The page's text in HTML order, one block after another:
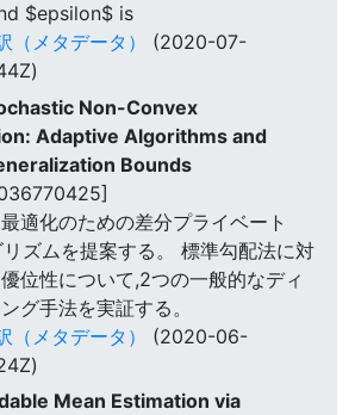
$epsilon$ is
（メタデータ）
(2020-07-
Non-Convex
Adaptive Algorithms and
Bounds
適化のための差分プライベート
ズムを提案する。 標準勾配法に対
位性について,2つの一般的なディ
グ手法を実証する。
（メタデータ）
(2020-06-
Mean Estimation via